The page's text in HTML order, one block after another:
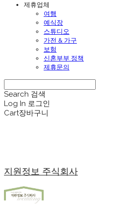
제휴업체
여행
예식장
스튜디오
가전 & 가구
보험
신혼부부 정책
제휴문의
Search 검색
Log In 로그인
Cart장바구니
지원정보 주식회사